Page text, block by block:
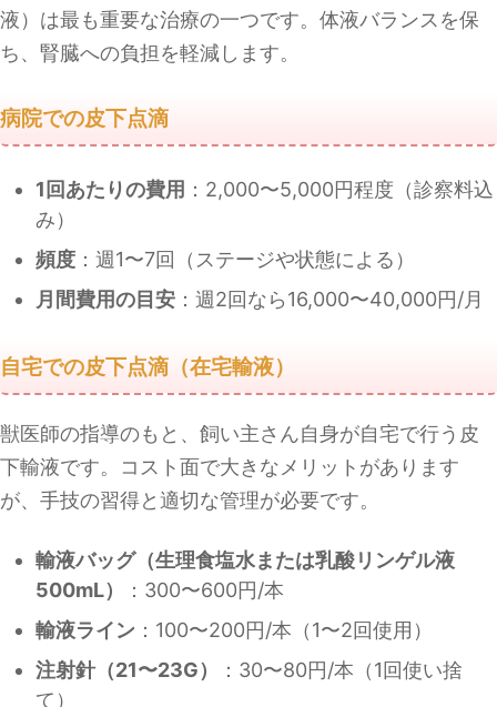
液）は最も重要な治療の一つです。体液バランスを保
ち、腎臓への負担を軽減します。
病院での皮下点滴
1回あたりの費用 ：2,000〜5,000円程度（診察料込
み）
頻度 ：週1〜7回（ステージや状態による）
月間費用の目安 ：週2回なら16,000〜40,000円/月
自宅での皮下点滴（在宅輸液）
獣医師の指導のもと、飼い主さん自身が自宅で行う皮
下輸液です。コスト面で大きなメリットがあります
が、手技の習得と適切な管理が必要です。
輸液バッグ（生理食塩水または乳酸リンゲル液
500mL）
：300〜600円/本
輸液ライン ：100〜200円/本（1〜2回使用）
注射針（21〜23G）
：30〜80円/本（1回使い捨
て）